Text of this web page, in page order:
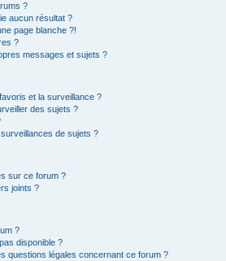
?
aucun résultat ?
page blanche ?!
?
messages et sujets ?
et la surveillance ?
des sujets ?
de sujets ?
sur ce forum ?
joints ?
?
disponible ?
questions légales concernant ce forum ?